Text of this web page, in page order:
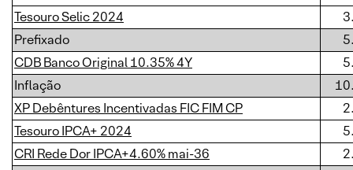
Tesouro Selic 2024
Prefixado
CDB Banco Original 10.35% 4Y
Inflação
XP Debêntures Incentivadas FIC FIM CP
Tesouro IPCA+ 2024
CRI Rede Dor IPCA+4.60% mai-36